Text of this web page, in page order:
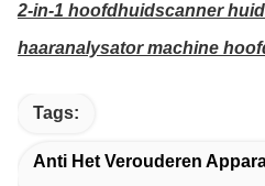
2-in-1 hoofdhuidscanner
haaranalysator machine
Tags:
Anti Het Verouderen